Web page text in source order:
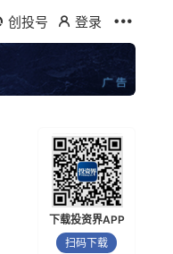
创投号 登录
下载投资界APP
扫码下载